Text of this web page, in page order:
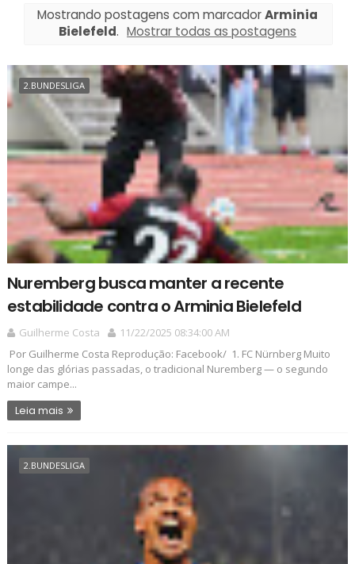
Mostrando postagens com marcadorArminia
Bielefeld. Mostrar todas as postagens
2.BUNDESLIGA
Nuremberg busca manter a recente
estabilidade contra o Arminia Bielefeld
Guilherme Costa
11/22/2025 08:34:00 AM
Por Guilherme Costa Reprodução: Facebook/ 1. FC Nürnberg Muito
longe das glórias passadas, o tradicional Nuremberg — o segundo
maior campe...
Leia mais
2.BUNDESLIGA